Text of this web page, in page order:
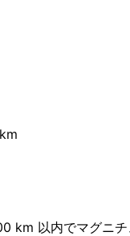
km 以内でマグニ